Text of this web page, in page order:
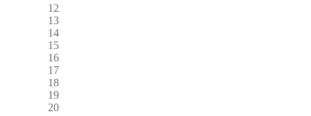
12
13
14
15
16
17
18
19
20